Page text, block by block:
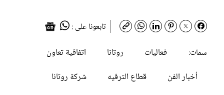
تابعونا على :
سمات:
فعاليات روتانا
اتفاقية تعاون
أخبار الفن
قطاع الترفيه شركة روتانا